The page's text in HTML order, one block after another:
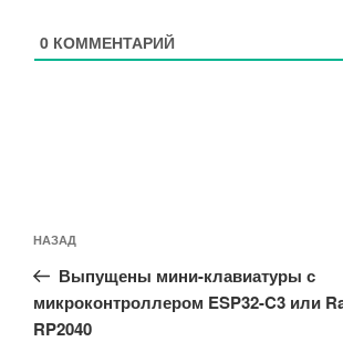
0 КОММЕНТАРИЙ
по
записям
Предыдущая
запись:
НАЗАД
Выпущены мини-клавиатуры с
микроконтроллером ESP32-C3 или
RP2040